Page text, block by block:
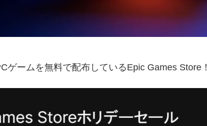
ゲームを無料で配布しているEpic Games Store！